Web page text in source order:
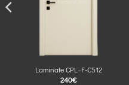
Laminate CPL–F-C512
240€